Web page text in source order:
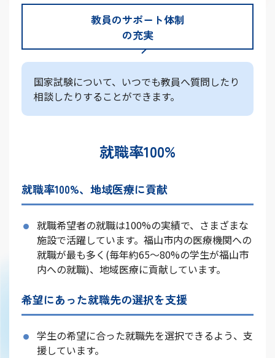
教員のサポート体制
の充実
国家試験について、いつでも教員へ質問したり
相談したりすることができます。
就職率100%
就職率100%、地域医療に貢献
就職希望者の就職は100%の実績で、さまざまな
施設で活躍しています。福山市内の医療機関への
就職が最も多く(毎年約65〜80%の学生が福山市
内への就職)、地域医療に貢献しています。
希望にあった就職先の選択を支援
学生の希望に合った就職先を選択できるよう、支
援しています。